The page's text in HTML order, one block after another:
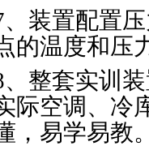
、装置配置
的温度和压
、整套实训
际空调、冷
，易学易教